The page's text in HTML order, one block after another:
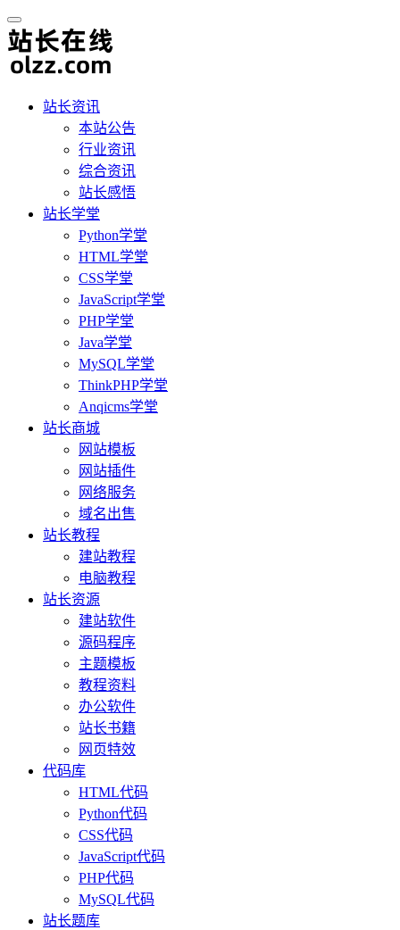
站长资讯
本站公告
行业资讯
综合资讯
站长感悟
站长学堂
Python学堂
HTML学堂
CSS学堂
JavaScript学堂
PHP学堂
Java学堂
MySQL学堂
ThinkPHP学堂
Anqicms学堂
站长商城
网站模板
网站插件
网络服务
域名出售
站长教程
建站教程
电脑教程
站长资源
建站软件
源码程序
主题模板
教程资料
办公软件
站长书籍
网页特效
代码库
HTML代码
Python代码
CSS代码
JavaScript代码
PHP代码
MySQL代码
站长题库